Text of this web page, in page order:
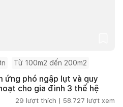
Từ 100m2 đến 200m2
ứng phó ngập lụt và quy
cho gia đình 3 thế hệ
29 lượt thích | 58.727 lượt xem